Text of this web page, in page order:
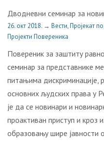
Дводневни семинар за
26. окт 2018. → Вести,Пројекат
Пројекти Повереника
Повереник за заштиту
семинар за представнике
питањима дискриминације,
основних људских права у
је да се новинари и
проактиван приступ и кроз
образовању шире јавности